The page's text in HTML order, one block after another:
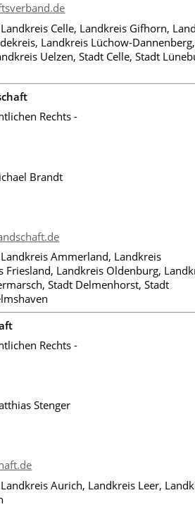
Landkreis Celle, Landkreis Gifhorn,
Landkreis Lüchow-Dannenberg,
Uelzen, Stadt Celle, Stadt
Rechts -
Brandt
Landkreis Ammerland, Landkreis
Friesland, Landkreis Oldenburg,
Stadt Delmenhorst, Stadt
Rechts -
Stenger
Landkreis Aurich, Landkreis Leer,